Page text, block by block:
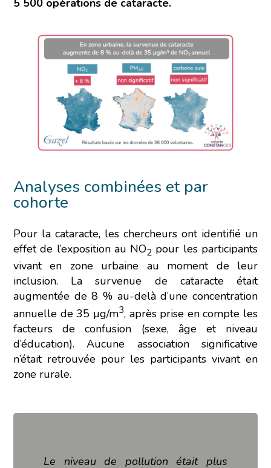
5 500 opérations de cataracte.
Analyses combinées et par
cohorte
Pour la cataracte, les chercheurs ont identifié un
effet de l’exposition au NO2 pour les participants
vivant en zone urbaine au moment de leur
inclusion. La survenue de cataracte était
augmentée de 8 % au-delà d’une concentration
annuelle de 35 µg/m3, après prise en compte les
facteurs de confusion (sexe, âge et niveau
d’éducation). Aucune association significative
n’était retrouvée pour les participants vivant en
zone rurale.
Le niveau de pollution était plus